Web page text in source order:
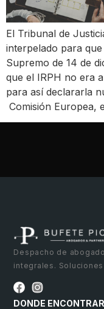
El Tribunal de
interpelado para
Supremo de 14 de
que el IRPH no era
para así declararla
Comisión Europea,
Despacho de
integrales.
DONDE